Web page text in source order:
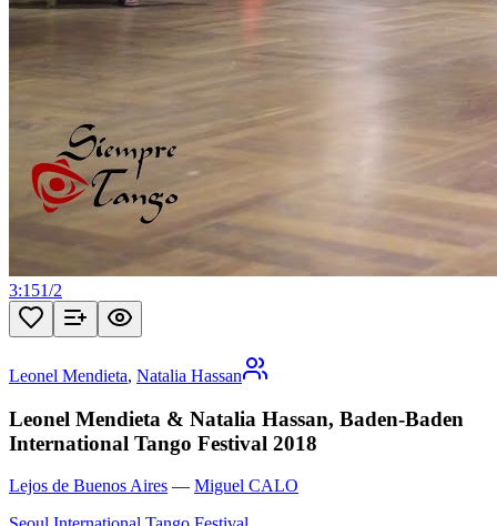
3:151/2
Leonel Mendieta, Natalia Hassan
Leonel Mendieta & Natalia Hassan, Baden-Baden
International Tango Festival 2018
Lejos de Buenos Aires — Miguel CALO